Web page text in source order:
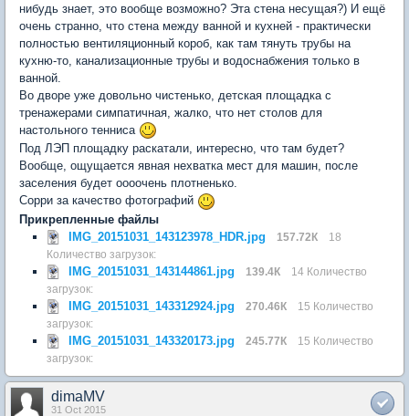
нибудь знает, это вообще возможно? Эта стена несущая?) И ещё
очень странно, что стена между ванной и кухней - практически
полностью вентиляционный короб, как там тянуть трубы на
кухню-то, канализационные трубы и водоснабжения только в
ванной.
Во дворе уже довольно чистенько, детская площадка с
тренажерами симпатичная, жалко, что нет столов для
настольного тенниса
Под ЛЭП площадку раскатали, интересно, что там будет?
Вообще, ощущается явная нехватка мест для машин, после
заселения будет оооочень плотненько.
Сорри за качество фотографий
Прикрепленные файлы
IMG_20151031_143123978_HDR.jpg
157.72К
18
Количество загрузок:
IMG_20151031_143144861.jpg 139.4К
14 Количество
загрузок:
IMG_20151031_143312924.jpg 270.46К
15 Количество
загрузок:
IMG_20151031_143320173.jpg 245.77К
15 Количество
загрузок:
dimaMV
31 Oct 2015